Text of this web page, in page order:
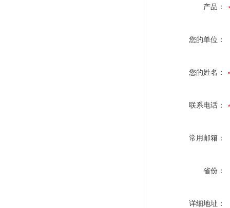
产品：
您的单位：
您的姓名：
联系电话：
常用邮箱：
省份：
详细地址：